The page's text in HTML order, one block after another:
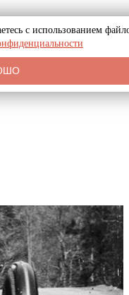
с использованием